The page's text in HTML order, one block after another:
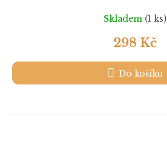
Skladem (1 ks)
298 Kč
Do košíku